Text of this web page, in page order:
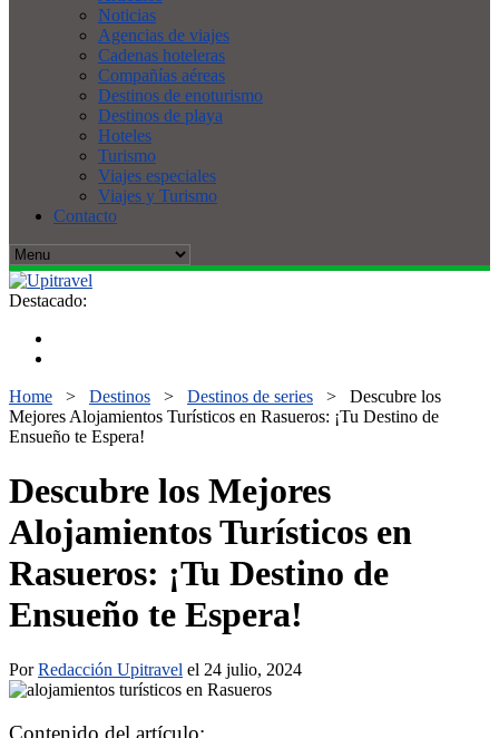
Noticias
Agencias de viajes
Cadenas hoteleras
Compañías aéreas
Destinos de enoturismo
Destinos de playa
Hoteles
Turismo
Viajes especiales
Viajes y Turismo
Contacto
Destacado:
Home > Destinos > Destinos de series > Descubre los
Mejores Alojamientos Turísticos en Rasueros: ¡Tu Destino de
Ensueño te Espera!
Descubre los Mejores
Alojamientos Turísticos en
Rasueros: ¡Tu Destino de
Ensueño te Espera!
PorRedacción Upitravel el 24 julio, 2024
Contenido del artículo: